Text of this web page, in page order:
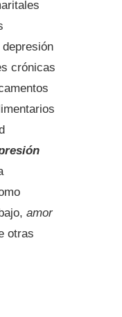
crónicas
amor
otras